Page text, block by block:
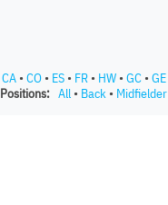
CA • CO • ES • FR • HW • GC • GE
Positions: All • Back • Midfielder